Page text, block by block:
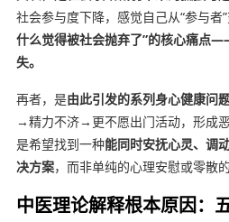
社会参与度下降，感觉自己从“参与者”
什么觉得被社会抛弃了”的核心痛点
失。
再者，是由此引发的系列身心健康问
→精力不济→更不愿出门活动，形成恶
是希望找到一种能同时安抚心灵、调
决方案，而非单纯的心理安慰或零散的
中医理论解释根本原因：